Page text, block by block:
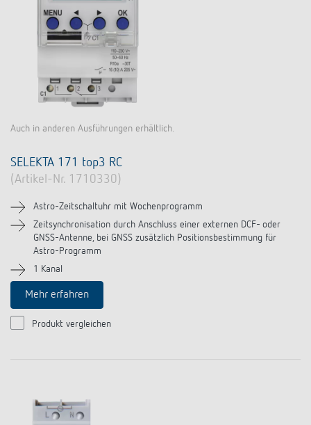
Auch in anderen Ausführungen erhältlich.
SELEKTA 171 top3 RC
(Artikel-Nr. 1710330)
Astro-Zeitschaltuhr mit Wochenprogramm
Zeitsynchronisation durch Anschluss einer externen DCF- oder
GNSS-Antenne, bei GNSS zusätzlich Positionsbestimmung für
Astro-Programm
1 Kanal
Mehr erfahren
Produkt vergleichen